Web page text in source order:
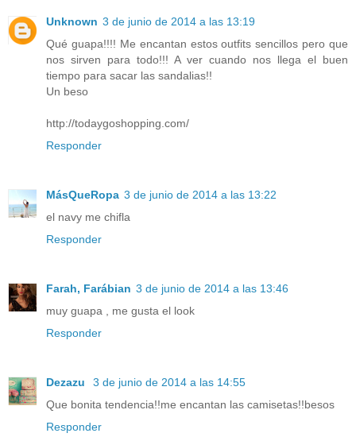
Unknown 3 de junio de 2014 a las 13:19
Qué guapa!!!! Me encantan estos outfits sencillos pero que
nos sirven para todo!!! A ver cuando nos llega el buen
tiempo para sacar las sandalias!!
Un beso
http://todaygoshopping.com/
Responder
MásQueRopa 3 de junio de 2014 a las 13:22
el navy me chifla
Responder
Farah, Farábian 3 de junio de 2014 a las 13:46
muy guapa , me gusta el look
Responder
Dezazu
3 de junio de 2014 a las 14:55
Que bonita tendencia!!me encantan las camisetas!!besos
Responder